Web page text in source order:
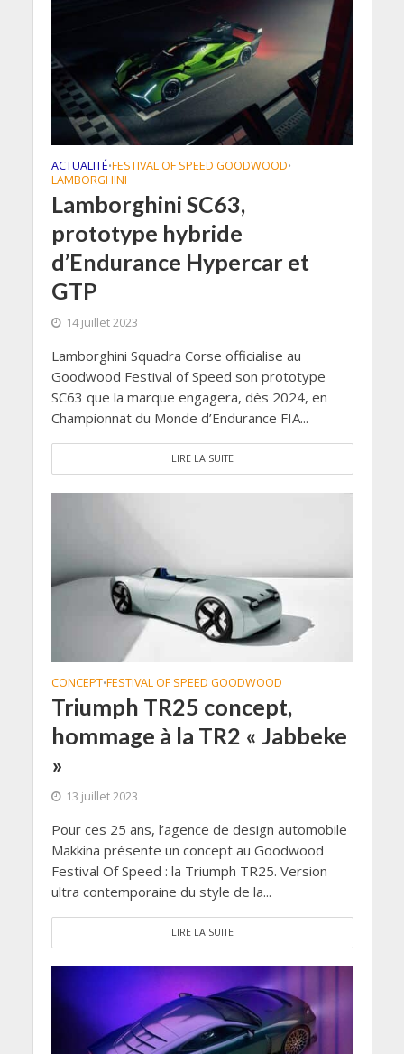
ACTUALITÉ•FESTIVAL OF SPEED GOODWOOD•
LAMBORGHINI
Lamborghini SC63,
prototype hybride
d’Endurance Hypercar et
GTP
14 juillet 2023
Lamborghini Squadra Corse officialise au
Goodwood Festival of Speed son prototype
SC63 que la marque engagera, dès 2024, en
Championnat du Monde d’Endurance FIA...
LIRE LA SUITE
CONCEPT•FESTIVAL OF SPEED GOODWOOD
Triumph TR25 concept,
hommage à la TR2 « Jabbeke
»
13 juillet 2023
Pour ces 25 ans, l’agence de design automobile
Makkina présente un concept au Goodwood
Festival Of Speed : la Triumph TR25. Version
ultra contemporaine du style de la...
LIRE LA SUITE